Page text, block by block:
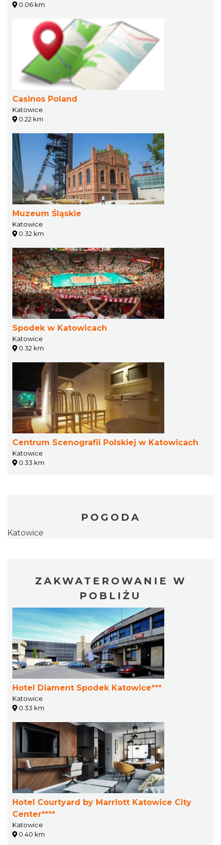
0.06 km
Casinos Poland
Katowice
0.22 km
Muzeum Śląskie
Katowice
0.32 km
Spodek w Katowicach
Katowice
0.32 km
Centrum Scenografii Polskiej w Katowicach
Katowice
0.33 km
POGODA
Katowice
ZAKWATEROWANIE W
POBLIŻU
Hotel Diament Spodek Katowice***
Katowice
0.33 km
Hotel Courtyard by Marriott Katowice City
Center****
Katowice
0.40 km